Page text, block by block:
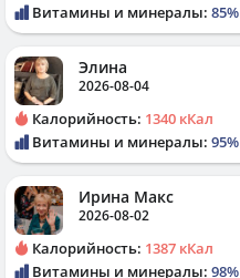
Витамины и минералы: 85%
Элина
2026-08-04
Калорийность: 1340 кКал
Витамины и минералы: 95%
Ирина Макс
2026-08-02
Калорийность: 1387 кКал
Витамины и минералы: 98%